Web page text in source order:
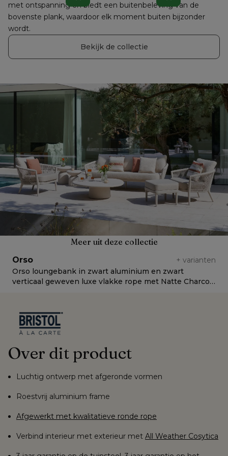
beton
met ontspanning en biedt een buitenbeleving van de
bovenste plank, waardoor elk moment buiten bijzonder
wordt.
Bekijk de collectie
Meer uit deze collectie
Orso + varianten
Orso loungebank in zwart aluminium en zwart
verticaal geweven luxe vlakke rope met Natte Charcoal
Over dit product
Luchtig ontwerp met afgeronde vormen
Roestvrij aluminium frame
Afgewerkt met kwalitatieve ronde rope
Verbind interieur met exterieur met All Weather Cosytica